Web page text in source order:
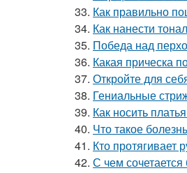
33. Как правильно
34. Как нанести
35. Победа над
36. Какая прическа
37. Откройте для
38. Гениальные
39. Как носить
40. Что такое
41. Кто протягивает
42. С чем